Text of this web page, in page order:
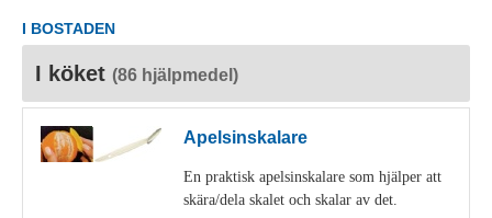
I BOSTADEN
I köket (86 hjälpmedel)
Apelsinskalare
En praktisk apelsinskalare som hjälper att
skära/dela skalet och skalar av det.